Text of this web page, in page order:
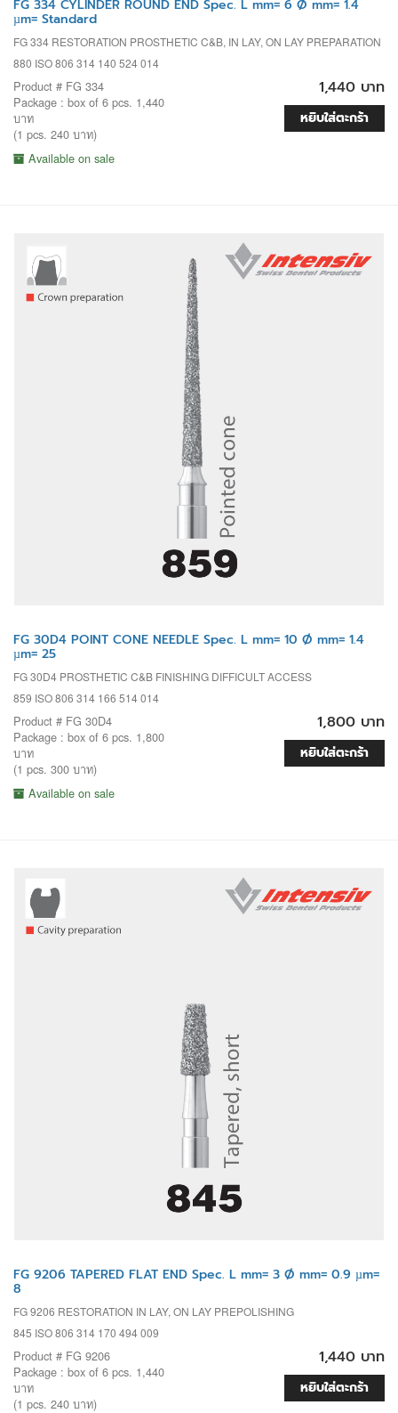
FG 334 CYLINDER ROUND END Spec. L mm= 6 Ø mm= 1.4
µm= Standard
FG 334 RESTORATION PROSTHETIC C&B, IN LAY, ON LAY PREPARATION
880 ISO 806 314 140 524 014
Product # FG 334
Package : box of 6 pcs. 1,440
บาท
(1 pcs. 240 บาท)
Available on sale
1,440 บาท
หยิบใส่ตะกร้า
FG 30D4 POINT CONE NEEDLE Spec. L mm= 10 Ø mm= 1.4
µm= 25
FG 30D4 PROSTHETIC C&B FINISHING DIFFICULT ACCESS
859 ISO 806 314 166 514 014
Product # FG 30D4
Package : box of 6 pcs. 1,800
บาท
(1 pcs. 300 บาท)
Available on sale
1,800 บาท
หยิบใส่ตะกร้า
FG 9206 TAPERED FLAT END Spec. L mm= 3 Ø mm= 0.9 µm=
8
FG 9206 RESTORATION IN LAY, ON LAY PREPOLISHING
845 ISO 806 314 170 494 009
Product # FG 9206
Package : box of 6 pcs. 1,440
บาท
(1 pcs. 240 บาท)
1,440 บาท
หยิบใส่ตะกร้า